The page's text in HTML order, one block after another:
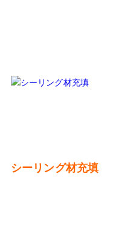
シーリング材充填